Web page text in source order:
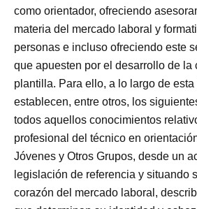
como orientador, ofreciendo
materia del mercado laboral y
personas e incluso ofreciendo este
que apuesten por el desarrollo de la
plantilla. Para ello, a lo largo de
establecen, entre otros, los
todos aquellos conocimientos
profesional del técnico en
Jóvenes y Otros Grupos, desde un
legislación de referencia y situando
corazón del mercado laboral,